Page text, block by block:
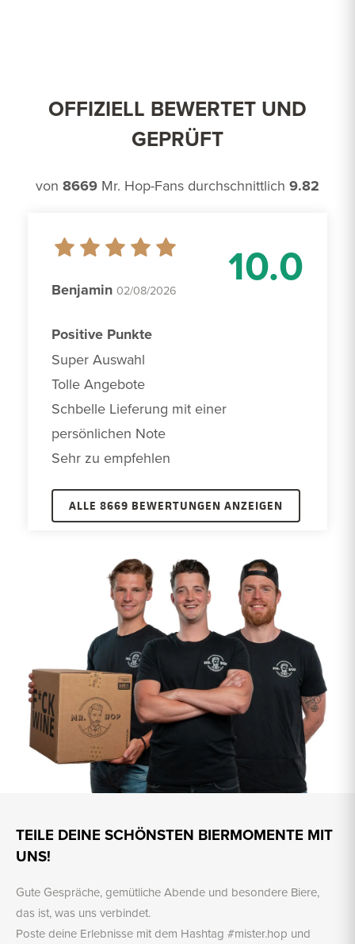
OFFIZIELL BEWERTET UND
GEPRÜFT
von 8669 Mr. Hop-Fans durchschnittlich 9.82
10.0
Benjamin 02/08/2026
Positive Punkte
Super Auswahl
Tolle Angebote
Schbelle Lieferung mit einer
persönlichen Note
Sehr zu empfehlen
ALLE 8669 BEWERTUNGEN ANZEIGEN
TEILE DEINE SCHÖNSTEN BIERMOMENTE MIT
UNS!
Gute Gespräche, gemütliche Abende und besondere Biere,
das ist, was uns verbindet.
Poste deine Erlebnisse mit dem Hashtag #mister.hop und